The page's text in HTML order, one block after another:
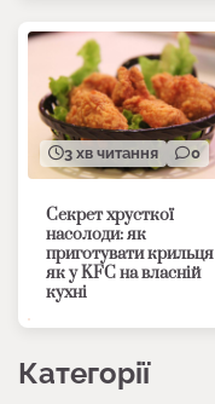
3 хв читання 0
Секрет хрусткої
насолоди: як
приготувати крильця
як у KFC на власній
кухні
Категорії